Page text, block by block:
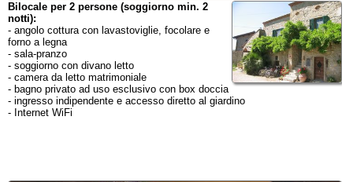
Bilocale per 2 persone (soggiorno min. 2
notti):
- angolo cottura con lavastoviglie, focolare e
forno a legna
- sala-pranzo
- soggiorno con divano letto
- camera da letto matrimoniale
- bagno privato ad uso esclusivo con box doccia
- ingresso indipendente e accesso diretto al giardino
- Internet WiFi